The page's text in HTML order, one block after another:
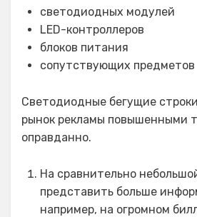
светодиодных модулей
LED-контроллеров
блоков питания
сопутствующих предметов
Светодиодные бегущие
рынок рекламы повышенными
оправданно.
На сравнительно
представить больше
например, на огромном